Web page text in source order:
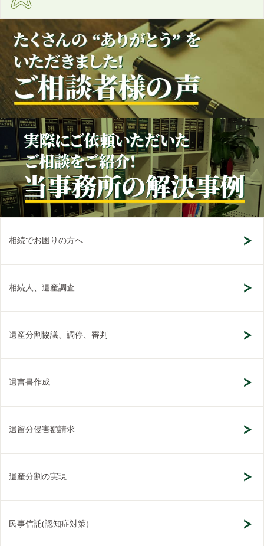
相続でお困りの方へ
相続人、遺産調査
遺産分割協議、調停、審判
遺言書作成
遺留分侵害額請求
遺産分割の実現
民事信託(認知症対策)